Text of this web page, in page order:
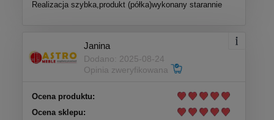
Realizacja szybka,produkt (półka)wykonany starannie
Janina
Dodano: 2025-08-24
Opinia zweryfikowana
Ocena produktu:
Ocena sklepu: